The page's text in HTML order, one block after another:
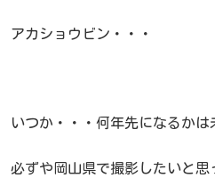
アカショウビン・・・
いつか・・・何年先になるかは
必ずや岡山県で撮影したいと